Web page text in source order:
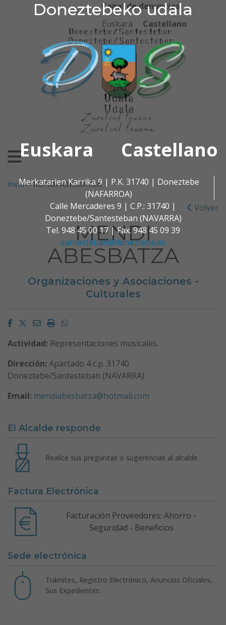
Doneztebeko udala
Euskara Castellano
Merkatarien Karrika 9 | P.K. 31740 | Doneztebe
(NAFARROA)
Calle Mercaderes 9 | C.P.: 31740 |
Doneztebe/Santesteban (NAVARRA)
Tel. 948 45 00 17 | Fax. 948 45 09 39
santesteban@doneztebe.es
Ir al contenido
Doneztebeko udala
Canal de denuncias
Euskara
Castellano
Buscar:
Inicio>MENDI ABESBATZA
Volver
MENDI
ABESBATZA
Organizaciones y Asociaciones -
Culturales
Facebook
Twitter
EmailImprimirWhatsapp
Actividad: Representaciones musicales.
Dirección: Apartado 4 c.p. 31740
Doneztebe/Santesteban (NAVARRA)
Email: mendiabesbatza@hotmail.com
El Alcalde responde
Realice sus preguntas o sugerencias al alcalde.
Factura Electrónica
Facturación Proveedores: Ahorro -
Seguridad - Beneficios
Sede electrónica
Trámites, Registro Electrónico, Anuncios Oficiales,
Sus Expedientes.